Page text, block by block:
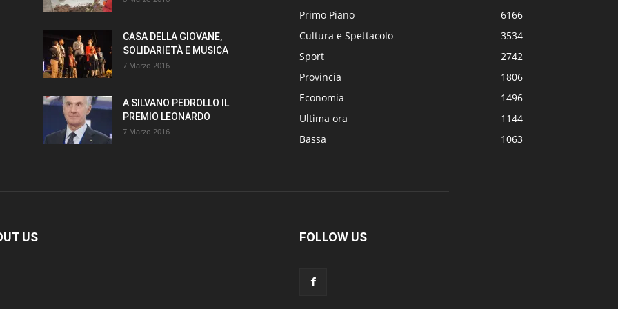
CASA DELLA GIOVANE,
SOLIDARIETÀ E MUSICA
7 Marzo 2016
A SILVANO PEDROLLO IL
PREMIO LEONARDO
7 Marzo 2016
Primo Piano
6166
Cultura e Spettacolo
3534
Sport
2742
Provincia
1806
Economia
1496
Ultima ora
1144
Bassa
1063
US FOLLOW US